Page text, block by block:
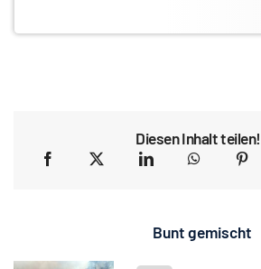
Diesen Inhalt teilen!
Bunt gemischt